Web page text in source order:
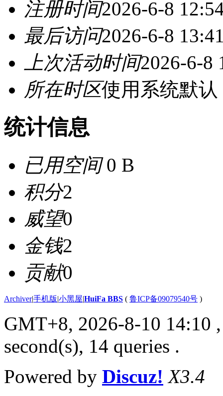
注册时间2026-6-8
最后访问2026-6-8
上次活动时间2026-6-8
所在时区使用系统默认
统计信息
已用空间0 B
积分2
威望0
金钱2
贡献0
Archiver|手机版|小黑屋|HuiFa BBS ( 鲁ICP备09079540号 )
GMT+8, 2026-8-10 14:10
second(s), 14 queries .
Powered by Discuz! X3.4